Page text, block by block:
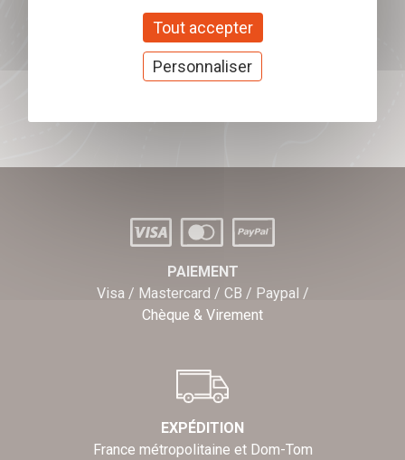
Offrez nos chèques
cadeaux
PAIEMENT
Visa / Mastercard / CB / Paypal /
Chèque & Virement
EXPÉDITION
France métropolitaine et Dom-Tom
Tout accepter
Personnaliser